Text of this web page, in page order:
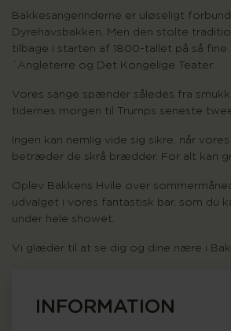
Bakkesangerinderne er uløseligt
Dyrehavsbakken. Men den stolte
tilbage i starten af 1800-tallet på så fine
´Angleterre og Det Kongelige Teater.
Vores sange spænder således fra
tidernes morgen til Trumps seneste
Ingen kan nemlig vide sig sikre, når
betræder de skrå brædder. For alt kan
Oplev Bakkens Hvile over
udvalget i vores fantastisk bar, som du
under hele showet.
Vi glæder til at se dig og dine nære i
INFORMATION